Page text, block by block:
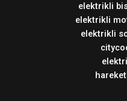
elektrikli
elektrikli
elektrikli